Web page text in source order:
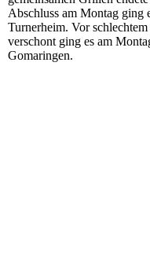
Abschluss am Montag ging
Turnerheim. Vor
verschont ging es am
Gomaringen.